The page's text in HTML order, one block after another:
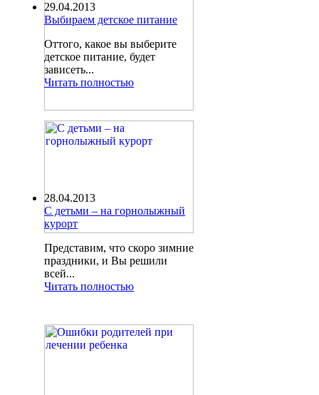
29.04.2013
Выбираем детское питание
Оттого, какое вы выберите
детское питание, будет
зависеть...
Читать полностью
28.04.2013
С детьми – на горнолыжный
курорт
Представим, что скоро зимние
праздники, и Вы решили
всей...
Читать полностью